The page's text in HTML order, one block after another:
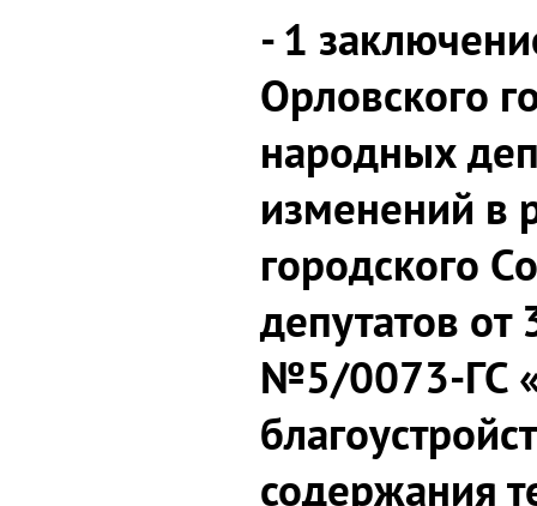
- 1
Орловского
народных
изменений в
городского
депутатов от
№5/0073-ГС
содержания